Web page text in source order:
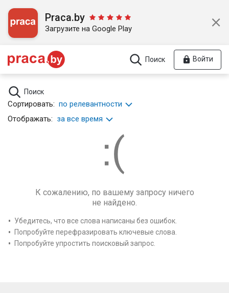
Praca.by
Загрузите на Google Play
Поиск Войти
Поиск
Сортировать: по релевантности
Отображать: за все время
К сожалению, по вашему запросу ничего
не найдено.
Убедитесь, что все слова написаны без ошибок.
Попробуйте перефразировать ключевые слова.
Попробуйте упростить поисковый запрос.